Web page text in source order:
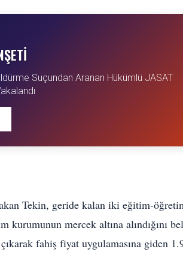
Suçundan Aranan Hükümlü JASAT
Tekin, geride kalan iki eğitim-
mercek altına alındığını
fahiş fiyat uygulamasına giden